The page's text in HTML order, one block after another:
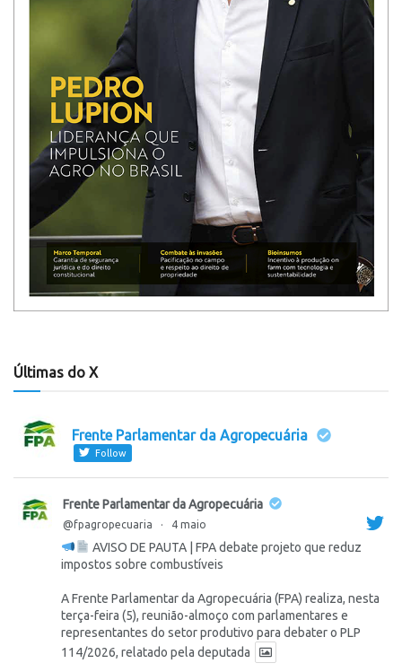
Últimas do X
Frente Parlamentar da Agropecuária
Follow
Frente Parlamentar da Agropecuária
@fpagropecuaria · 4 maio
AVISO DE PAUTA | FPA debate projeto que reduz
impostos sobre combustíveis
A Frente Parlamentar da Agropecuária (FPA) realiza, nesta
terça-feira (5), reunião-almoço com parlamentares e
representantes do setor produtivo para debater o PLP
114/2026, relatado pela deputada